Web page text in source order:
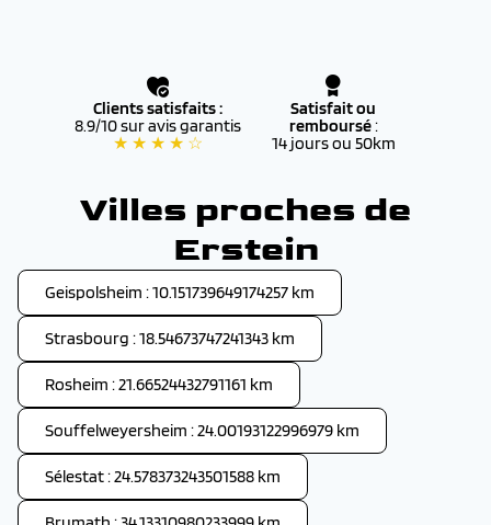
Clients satisfaits :
8.9/10 sur avis garantis
★ ★ ★ ★ ☆
Satisfait ou
remboursé:
14 jours ou 50km
Villes proches de
Erstein
Geispolsheim : 10.151739649174257 km
Strasbourg : 18.54673747241343 km
Rosheim : 21.66524432791161 km
Souffelweyersheim : 24.00193122996979 km
Sélestat : 24.578373243501588 km